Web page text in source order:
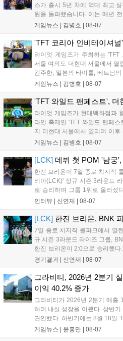
스가 출시 5년 차에 역대 최고
원을 돌파했습니다. 이는 매년
스포츠 대회 FWC의 영향이 큽
은 전년 대비 매출과 이용자 지표
다. 오는 10월 필리핀 마닐라에
FWC 그랜드 파이널이 개최될
통해 커뮤니티 중심의 장기 성장
게임뉴스 | 김병호 08-07
'TFT 코리아 인비테이셔
라이엇 게임즈가 주최하는 'TFT
서울 여의도 더현대 서울에서 열
김주한, 일본의 타이틀, 베트남
는 소속팀 없이 개인 자격으로
17일까지 이어지는 이번 행사는
거리를 제공하며, 이후 현대백
니다. 연말에는 라스베이거스 오
게임뉴스 | 김병호 08-07
'TFT 와일드 팬페스트', 더
라이엇 게임즈가 현대백화점과
라인 축제인 'TFT 와일드 팬페
지 더현대 서울에서 열리며 이후
는 체험, 스페셜, 무대 존이 마련
연 등 다채로운 일정이 준비되
만큼 큰 인기를 끌고 있다....
게임뉴스 | 김병호 08-07
[LCK] 데뷔 첫 POM '남궁
한진 브리온이 7일 종로 치지직
리아(LCK)' 정규 시즌 3라운드
로 승리하며 그룹 1위로 올라섰
들어내면서 이어질 4라운드에
인터뷰 | 신연재 08-07
[LCK] 한진 브리온, BNK
7일 종로 치지직 롤파크에서 열
규 시즌 3라운드 라이즈 그룹,
한진 브리온이 2:0으로 승리했
엑스를 제치고 라이즈 그룹 1위
경기결과 | 신연재 08-07
그라비티, 2026년 2분기
이익 40.2% 증가
그라비티가 2026년 2분기 매출
하며 내실 성장을 이뤘다. 상반
견인했다. 하반기에는 8월 18일
시작으로 9월 3일 ‘달려라 헤베레
게임뉴스 | 윤홍만 08-07